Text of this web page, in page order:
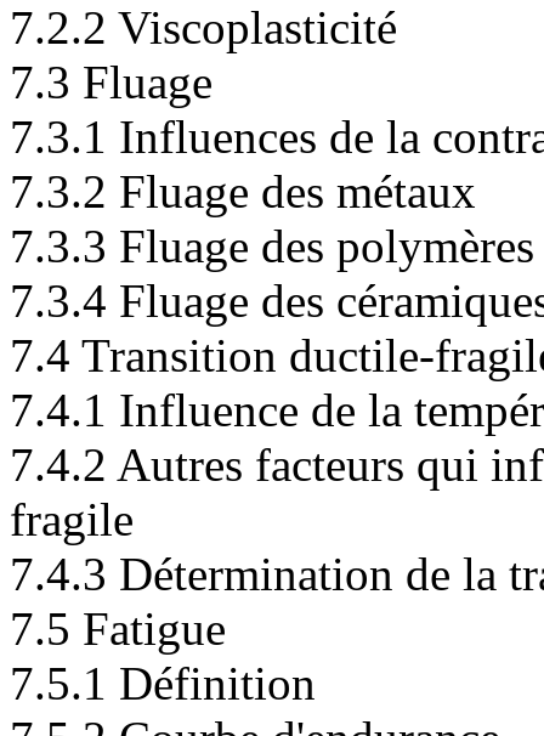
7.2.2 Viscoplasticité
7.3 Fluage
7.3.1 Influences de la
7.3.2 Fluage des métaux
7.3.3 Fluage des polymères
7.3.4 Fluage des
7.4 Transition ductile-
7.4.1 Influence de la
7.4.2 Autres facteurs qui
fragile
7.4.3 Détermination de la
7.5 Fatigue
7.5.1 Définition